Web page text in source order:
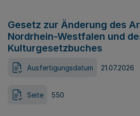
Gesetz zur Änderung des
Nordrhein-Westfalen und
Kulturgesetzbuches
Ausfertigungsdatum 21.07.2026
Seite 550